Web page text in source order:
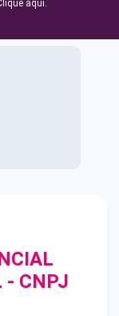
aqui.
- CNPJ